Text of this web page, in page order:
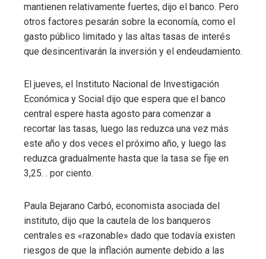
mantienen relativamente fuertes, dijo el banco. Pero
otros factores pesarán sobre la economía, como el
gasto público limitado y las altas tasas de interés
que desincentivarán la inversión y el endeudamiento.
El jueves, el Instituto Nacional de Investigación
Económica y Social dijo que espera que el banco
central espere hasta agosto para comenzar a
recortar las tasas, luego las reduzca una vez más
este año y dos veces el próximo año, y luego las
reduzca gradualmente hasta que la tasa se fije en
3,25. . por ciento.
Paula Bejarano Carbó, economista asociada del
instituto, dijo que la cautela de los banqueros
centrales es «razonable» dado que todavía existen
riesgos de que la inflación aumente debido a las